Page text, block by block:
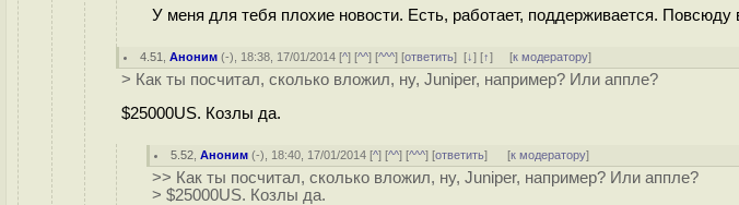
У меня для тебя плохие новости. Есть, работает, поддерживается. Повсюду
4.51 ,Аноним (-), 18:38, 17/01/2014 [^] [^^] [^^^] [ответить][↓] [↑] [к модератору]
> Как ты посчитал, сколько вложил, ну, Juniper, например? Или аппле?
$25000US. Козлы да.
5.52 ,Аноним (-), 18:40, 17/01/2014 [^] [^^] [^^^] [ответить] [к модератору]
>> Как ты посчитал, сколько вложил, ну, Juniper, например? Или аппле?
> $25000US. Козлы да.